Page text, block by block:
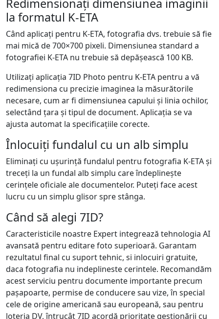
Redimensionați dimensiunea imaginii
la formatul K-ETA
Când aplicați pentru K-ETA, fotografia dvs. trebuie să fie
mai mică de 700×700 pixeli. Dimensiunea standard a
fotografiei K-ETA nu trebuie să depășească 100 KB.
Utilizați aplicația 7ID Photo pentru K-ETA pentru a vă
redimensiona cu precizie imaginea la măsurătorile
necesare, cum ar fi dimensiunea capului și linia ochilor,
selectând țara și tipul de document. Aplicația se va
ajusta automat la specificațiile corecte.
Înlocuiți fundalul cu un alb simplu
Eliminați cu ușurință fundalul pentru fotografia K-ETA și
treceți la un fundal alb simplu care îndeplinește
cerințele oficiale ale documentelor. Puteți face acest
lucru cu un simplu glisor spre stânga.
Când să alegi 7ID?
Caracteristicile noastre Expert integrează tehnologia AI
avansată pentru editare foto superioară. Garantam
rezultatul final cu suport tehnic, si inlocuiri gratuite,
daca fotografia nu indeplineste cerintele. Recomandăm
acest serviciu pentru documente importante precum
pașapoarte, permise de conducere sau vize, în special
cele de origine americană sau europeană, sau pentru
loteria DV, întrucât 7ID acordă prioritate gestionării cu